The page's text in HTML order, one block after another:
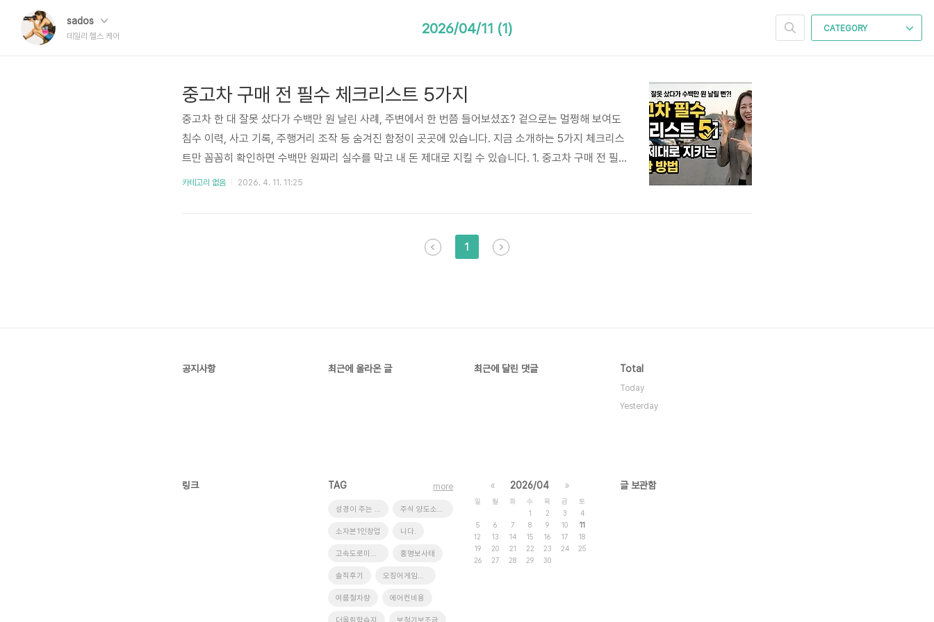
sados
데일리 헬스 케어
CATEGORY
2026/04/11 (1)
중고차 구매 전 필수 체크리스트 5가지
중고차 한 대 잘못 샀다가 수백만 원 날린 사례, 주변에서 한 번쯤 들어보셨죠? 겉으로는 멀쩡해 보여도
침수 이력, 사고 기록, 주행거리 조작 등 숨겨진 함정이 곳곳에 있습니다. 지금 소개하는 5가지 체크리스
트만 꼼꼼히 확인하면 수백만 원짜리 실수를 막고 내 돈 제대로 지킬 수 있습니다. 1. 중고차 구매 전 필수
체크리스트 5가지중고차를 구매하기 전에는 반드시 다섯 가지 항목을 순서대로 점검해야 합니다. ①자
후 발생하는 분쟁의 90% 이상을 사전에 차단할 수 있습니다.요약: 이력 조회 → 침수·사고..
카테고리 없음 2026. 4. 11. 11:25
1
공지사항 최근에 올라온 글 최근에 달린 댓글 Total
Today
Yesterday
링크 TAG
성경이 주는 단 하나의 답 주식 양도소득세율 비교 공제 혜택 많은 곳
소자본1인창업 니다.
고속도로미납통행요금 홍명보사태
솔직후기 오징어게임시즌2
여름철차량 에어컨비용
more « 2026/04 »
일 월 화 수 목 금
토
1
2 3
4
5
6 7 8 9 10
11
12
13 14 15 16 17
18
19
20 21 22 23 24
25
26
27 28 29 30
글 보관함